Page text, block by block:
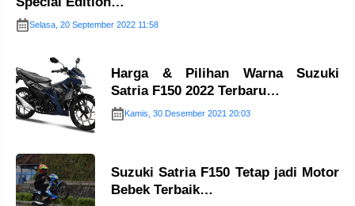
Selasa, 20 September 2022 11:58
Harga & Pilihan Warna Suzuki
Satria F150 2022 Terbaru…
Kamis, 30 Desember 2021 20:03
Suzuki Satria F150 Tetap jadi Motor
Bebek Terbaik…